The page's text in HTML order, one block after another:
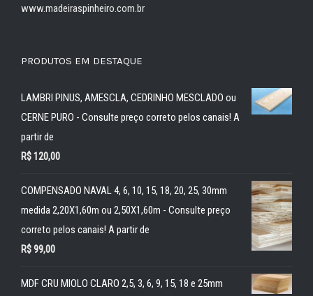
www.madeiraspinheiro.com.br
PRODUTOS EM DESTAQUE
LAMBRI PINUS, AMESCLA, CEDRINHO MESCLADO ou
CERNE PURO - Consulte preço correto pelos canais! A
partir de
R$120,00
COMPENSADO NAVAL 4, 6, 10, 15, 18, 20, 25, 30mm
medida 2,20X1,60m ou 2,50X1,60m - Consulte preço
correto pelos canais! A partir de
R$99,00
MDF CRU MIOLO CLARO 2,5, 3, 6, 9, 15, 18 e 25mm